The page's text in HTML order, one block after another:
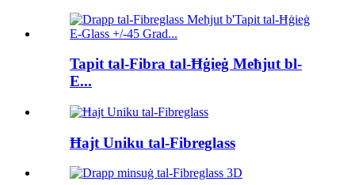
Tapit tal-Fibra tal-Ħġieġ Meħjut bl-
E...
Ħajt Uniku tal-Fibreglass